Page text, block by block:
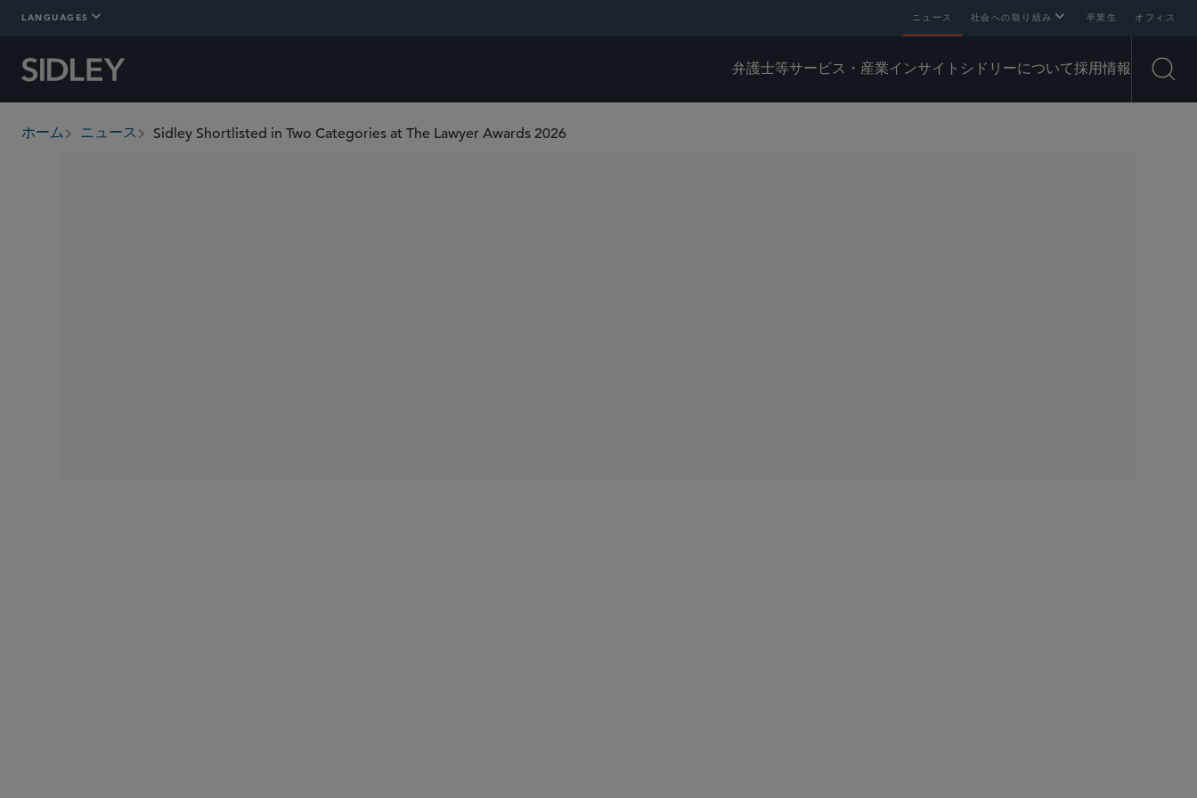
LANGUAGES ニュース 社会への取り組み 卒業生 オフィス
弁護士等サービス・産業インサイト シドリーについて採用情報
breadcrumbs
ホーム ニュース Sidley Shortlisted in Two Categories at The Lawyer Awards 2026